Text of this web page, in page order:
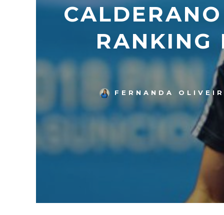
RANKING
FERNANDA